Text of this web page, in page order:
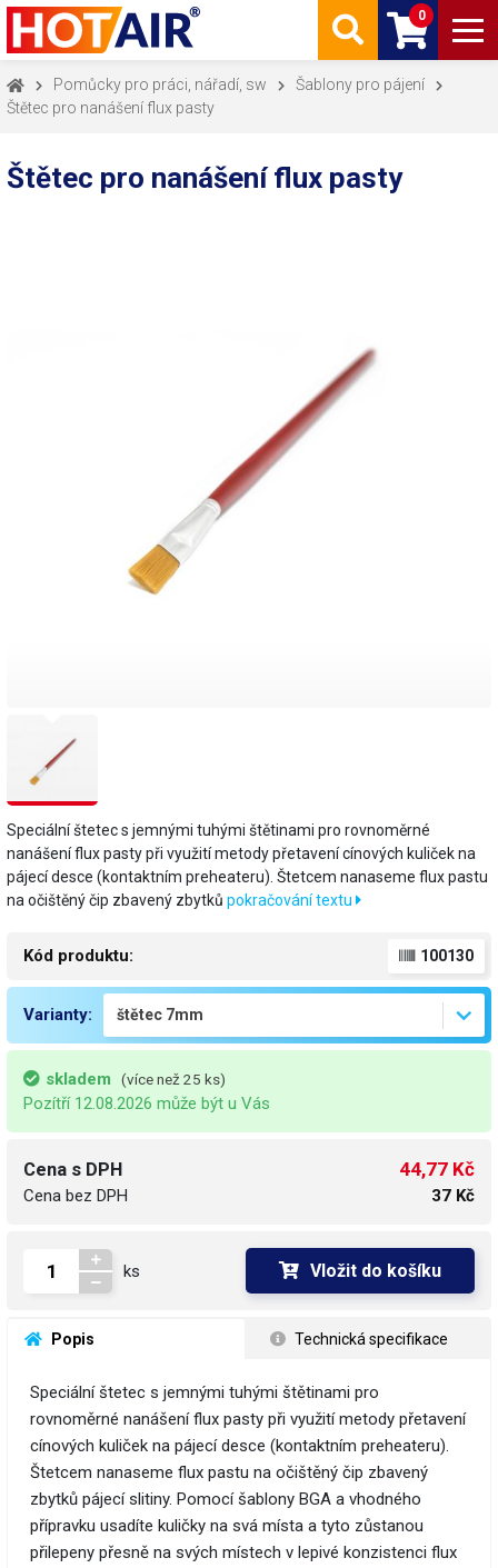
0
Pomůcky pro práci, nářadí, sw
Šablony pro pájení
Štětec pro nanášení flux pasty
Štětec pro nanášení flux pasty
Speciální štetec s jemnými tuhými štětinami pro rovnoměrné
nanášení flux pasty při využití metody přetavení cínových kuliček na
pájecí desce (kontaktním preheateru). Štetcem nanaseme flux pastu
na očištěný čip zbavený zbytků pokračování textu
Kód produktu: 100130
Varianty:
skladem (více než 25 ks)
Pozítří 12.08.2026 může být u Vás
Cena s DPH
Cena bez DPH
44,77 Kč
37 Kč
ks Vložit do košíku
Popis Technická specifikace
Speciální štetec s jemnými tuhými štětinami pro
rovnoměrné nanášení flux pasty při využití metody přetavení
cínových kuliček na pájecí desce (kontaktním preheateru).
Štetcem nanaseme flux pastu na očištěný čip zbavený
zbytků pájecí slitiny. Pomocí šablony BGA a vhodného
přípravku usadíte kuličky na svá místa a tyto zůstanou
přilepeny přesně na svých místech v lepivé konzistenci flux